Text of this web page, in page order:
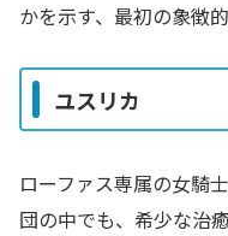
かを示す、最初の象徴
ユスリカ
ローファス専属の女騎
団の中でも、希少な治